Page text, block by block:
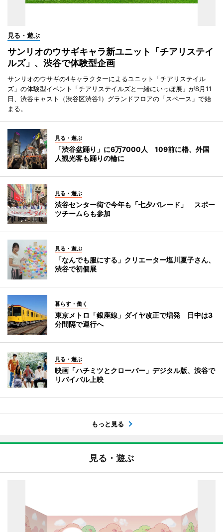
見る・遊ぶ
サンリオのウサギキャラ新ユニット「チアリステイ
ルズ」、渋谷で体験型企画
サンリオのウサギの4キャラクターによるユニット「チアリステイル
ズ」の体験型イベント「チアリステイルズと一緒にいっぽ展」が8月11
日、渋谷キャスト（渋谷区渋谷1）グランドフロアの「スペース」で始
まる。
見る・遊ぶ
「渋谷盆踊り」に6万7000人 109前に櫓、外国
人観光客も踊りの輪に
見る・遊ぶ
渋谷センター街で今年も「七夕パレード」 スポー
ツチームらも参加
見る・遊ぶ
「なんでも服にする」クリエーター塩川夏子さん、
渋谷で初個展
暮らす・働く
東京メトロ「銀座線」ダイヤ改正で増発 日中は3
分間隔で運行へ
見る・遊ぶ
映画「ハチミツとクローバー」デジタル版、渋谷で
リバイバル上映
もっと見る
見る・遊ぶ